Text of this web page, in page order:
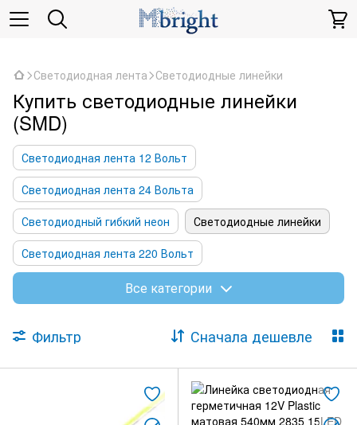
Светодиодная лента Светодиодные линейки
Купить светодиодные линейки
(SMD)
Светодиодная лента 12 Вольт
Светодиодная лента 24 Вольта
Светодиодный гибкий неон
Светодиодные линейки
Светодиодная лента 220 Вольт
Светодиодная лента 48 Вольт
Все категории
Фильтр Сначала дешевле